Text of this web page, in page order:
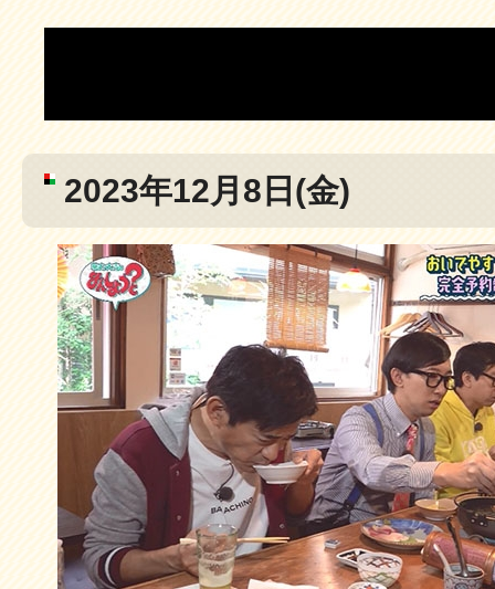
2023年12月8日(金)